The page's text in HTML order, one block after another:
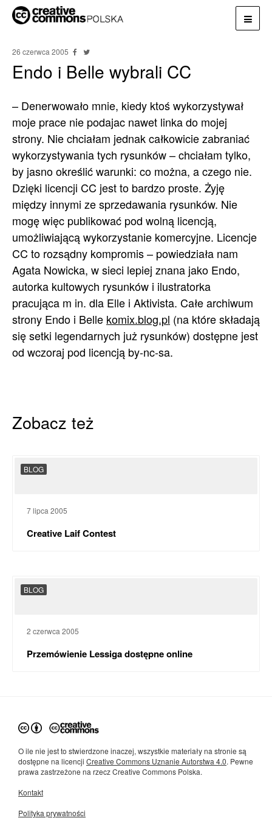
26 czerwca 2005
Endo i Belle wybrali CC
– Denerwowało mnie, kiedy ktoś wykorzystywał
moje prace nie podajac nawet linka do mojej
strony. Nie chciałam jednak całkowicie zabraniać
wykorzystywania tych rysunków – chciałam tylko,
by jasno określić warunki: co można, a czego nie.
Dzięki licencji CC jest to bardzo proste. Żyję
między innymi ze sprzedawania rysunków. Nie
mogę więc publikować pod wolną licencją,
umożliwiającą wykorzystanie komercyjne. Licencje
CC to rozsądny kompromis – powiedziała nam
Agata Nowicka, w sieci lepiej znana jako Endo,
autorka kultowych rysunków i ilustratorka
pracująca m in. dla Elle i Aktivista. Całe archiwum
strony Endo i Belle komix.blog.pl (na które składają
się setki legendarnych już rysunków) dostępne jest
od wczoraj pod licencją by-nc-sa.
Zobacz też
BLOG
7 lipca 2005
Creative Laif Contest
BLOG
2 czerwca 2005
Przemówienie Lessiga dostępne online
O ile nie jest to stwierdzone inaczej, wszystkie materiały na stronie są
dostępne na licencji Creative Commons Uznanie Autorstwa 4.0. Pewne
prawa zastrzeżone na rzecz Creative Commons Polska.
Kontakt
Polityka prywatności